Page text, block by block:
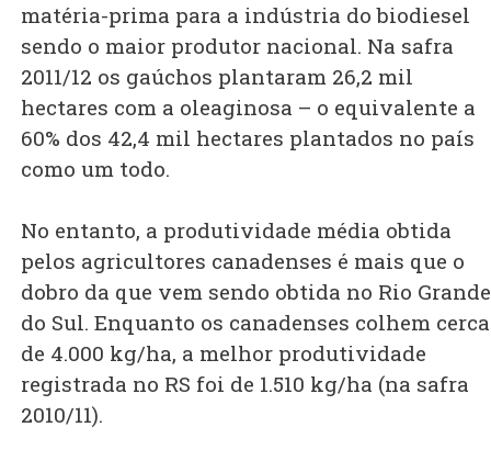
matéria-prima para a indústria do biodiesel
sendo o maior produtor nacional. Na safra
2011/12 os gaúchos plantaram 26,2 mil
hectares com a oleaginosa – o equivalente a
60% dos 42,4 mil hectares plantados no país
como um todo.
No entanto, a produtividade média obtida
pelos agricultores canadenses é mais que o
dobro da que vem sendo obtida no Rio Grande
do Sul. Enquanto os canadenses colhem cerca
de 4.000 kg/ha, a melhor produtividade
registrada no RS foi de 1.510 kg/ha (na safra
2010/11).